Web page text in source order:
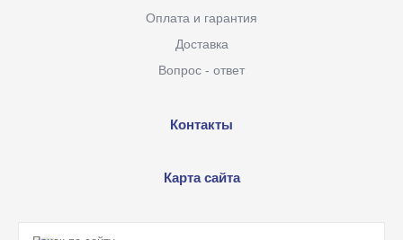
Оплата и гарантия
Доставка
Вопрос - ответ
Контакты
Карта сайта